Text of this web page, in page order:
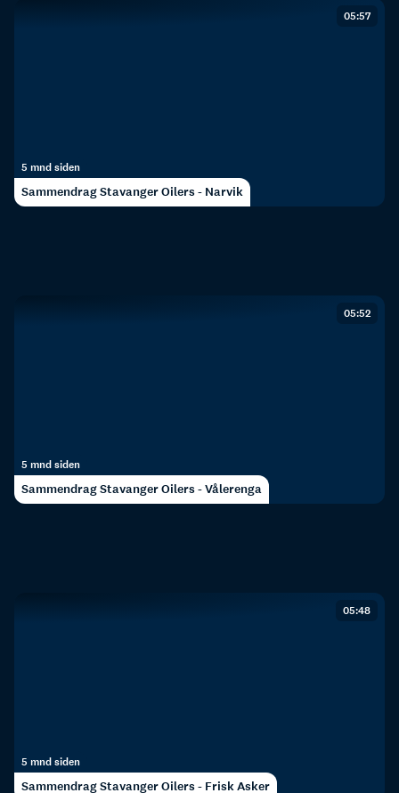
05:57
5 mnd siden
Sammendrag Stavanger Oilers - Narvik
05:52
5 mnd siden
Sammendrag Stavanger Oilers - Vålerenga
05:48
5 mnd siden
Sammendrag Stavanger Oilers - Frisk Asker